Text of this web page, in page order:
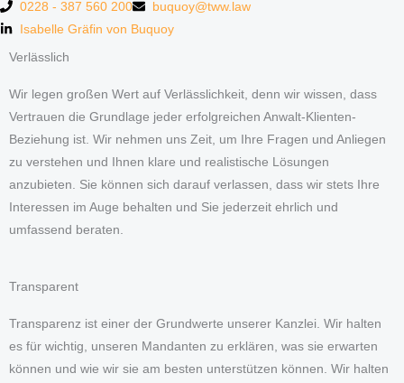
0228 - 387 560 200
buquoy@tww.law
Isabelle Gräfin von Buquoy​
Verlässlich
Wir legen großen Wert auf Verlässlichkeit, denn wir wissen, dass
Vertrauen die Grundlage jeder erfolgreichen Anwalt-Klienten-
Beziehung ist. Wir nehmen uns Zeit, um Ihre Fragen und Anliegen
zu verstehen und Ihnen klare und realistische Lösungen
anzubieten. Sie können sich darauf verlassen, dass wir stets Ihre
Interessen im Auge behalten und Sie jederzeit ehrlich und
umfassend beraten.
Transparent
Transparenz ist einer der Grundwerte unserer Kanzlei. Wir halten
es für wichtig, unseren Mandanten zu erklären, was sie erwarten
können und wie wir sie am besten unterstützen können. Wir halten